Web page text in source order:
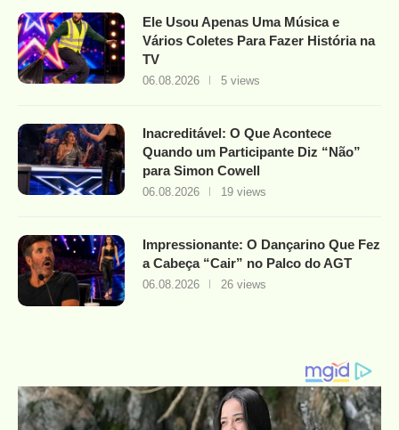
Ele Usou Apenas Uma Música e
Vários Coletes Para Fazer História na
TV
06.08.2026 5 views
Inacreditável: O Que Acontece
Quando um Participante Diz “Não”
para Simon Cowell
06.08.2026 19 views
Impressionante: O Dançarino Que Fez
a Cabeça “Cair” no Palco do AGT
06.08.2026 26 views